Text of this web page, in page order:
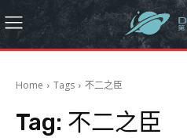
Home Tags 不二之臣
Tag: 不二之臣